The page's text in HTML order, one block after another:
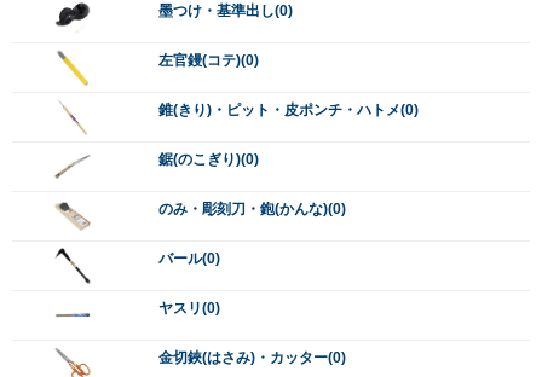
墨つけ・基準出し(0)
左官鏝(コテ)(0)
錐(きり)・ピット・皮ポンチ・ハトメ(0)
鋸(のこぎり)(0)
のみ・彫刻刀・鉋(かんな)(0)
バール(0)
ヤスリ(0)
金切鋏(はさみ)・カッター(0)